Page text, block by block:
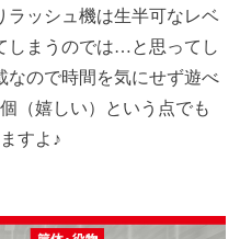
ラッシュ機は生半可なレベ
しまうのでは…と思ってし
なので時間を気にせず遊べ
（嬉しい）という点でも
すよ♪